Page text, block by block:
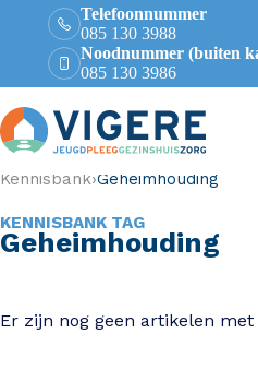
Telefoonnummer
085 130 3988
Noodnummer (buiten
085 130 3986
Kennisbank›Geheimhouding
KENNISBANK TAG
Geheimhouding
Er zijn nog geen artikelen met